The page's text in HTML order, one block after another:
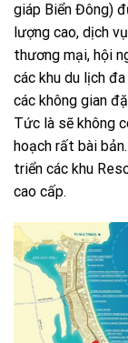
giáp Biển Đông)
lượng cao, dịch
thương mại, hội
các khu du lịch
các không gian
Tức là sẽ không
hoạch rất bài
triển các khu
cao cấp.